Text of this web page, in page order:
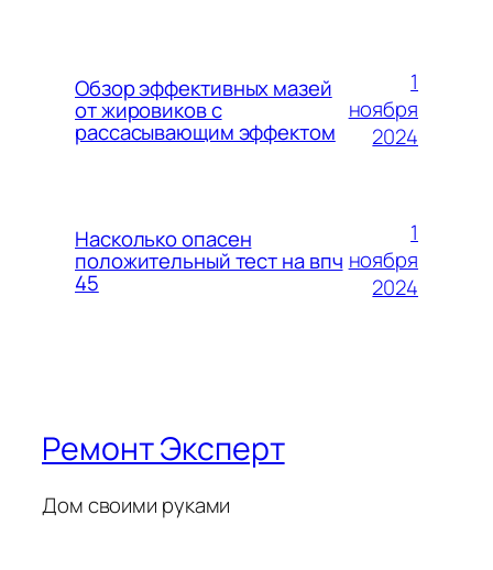
Обзор эффективных мазей
от жировиков с
рассасывающим эффектом
1
ноября
2024
Насколько опасен
положительный тест на впч
45
1
ноября
2024
Ремонт Эксперт
Дом своими руками